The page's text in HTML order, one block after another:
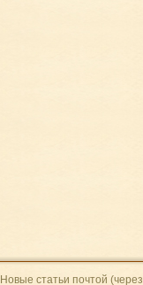
Новые статьи почтой (через